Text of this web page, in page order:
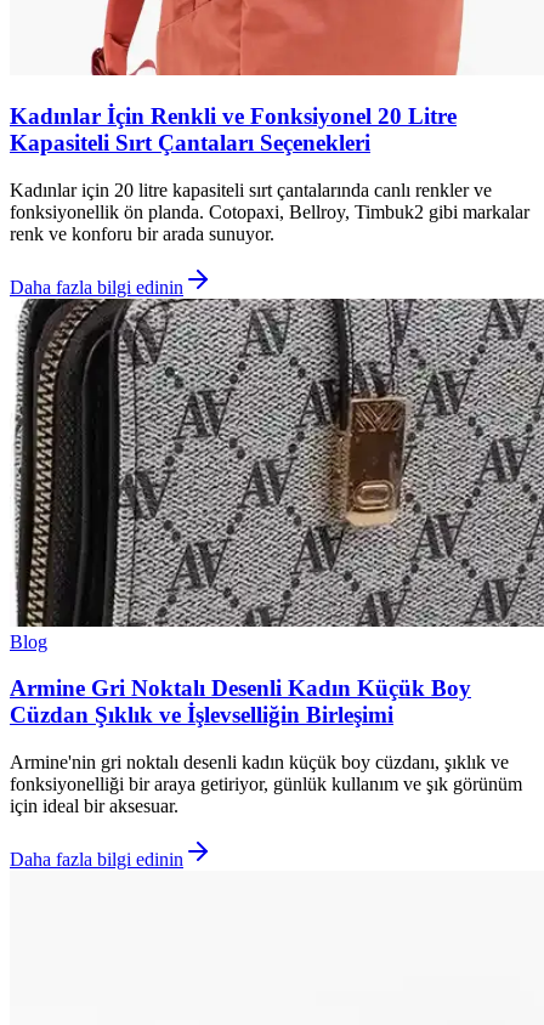
Kadınlar İçin Renkli ve Fonksiyonel 20 Litre
Kapasiteli Sırt Çantaları Seçenekleri
Kadınlar için 20 litre kapasiteli sırt çantalarında canlı renkler ve
fonksiyonellik ön planda. Cotopaxi, Bellroy, Timbuk2 gibi markalar
renk ve konforu bir arada sunuyor.
Daha fazla bilgi edinin
Blog
Armine Gri Noktalı Desenli Kadın Küçük Boy
Cüzdan Şıklık ve İşlevselliğin Birleşimi
Armine'nin gri noktalı desenli kadın küçük boy cüzdanı, şıklık ve
fonksiyonelliği bir araya getiriyor, günlük kullanım ve şık görünüm
için ideal bir aksesuar.
Daha fazla bilgi edinin